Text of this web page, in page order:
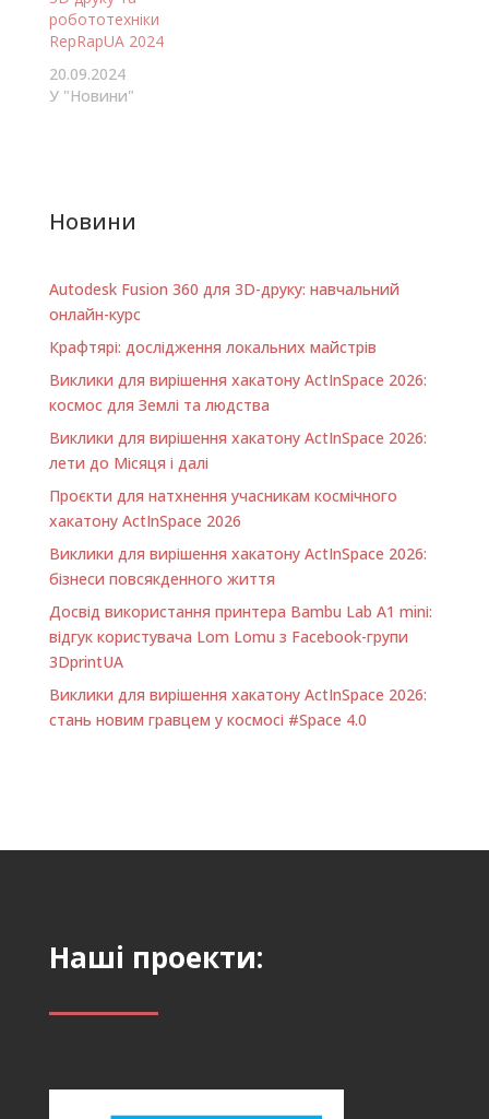
робототехніки
RepRapUA 2024
20.09.2024
У "Новини"
Новини
Autodesk Fusion 360 для 3D-друку: навчальний
онлайн-курс
Крафтярі: дослідження локальних майстрів
Виклики для вирішення хакатону ActInSpace 2026:
космос для Землі та людства
Виклики для вирішення хакатону ActInSpace 2026:
лети до Місяця і далі
Проєкти для натхнення учасникам космічного
хакатону ActInSpace 2026
Виклики для вирішення хакатону ActInSpace 2026:
бізнеси повсякденного життя
Досвід використання принтера Bambu Lab A1 minі:
відгук користувача Lom Lomu з Facebook-групи
3DprintUA
Виклики для вирішення хакатону ActInSpace 2026:
стань новим гравцем у космосі #Space 4.0
Наші проекти: